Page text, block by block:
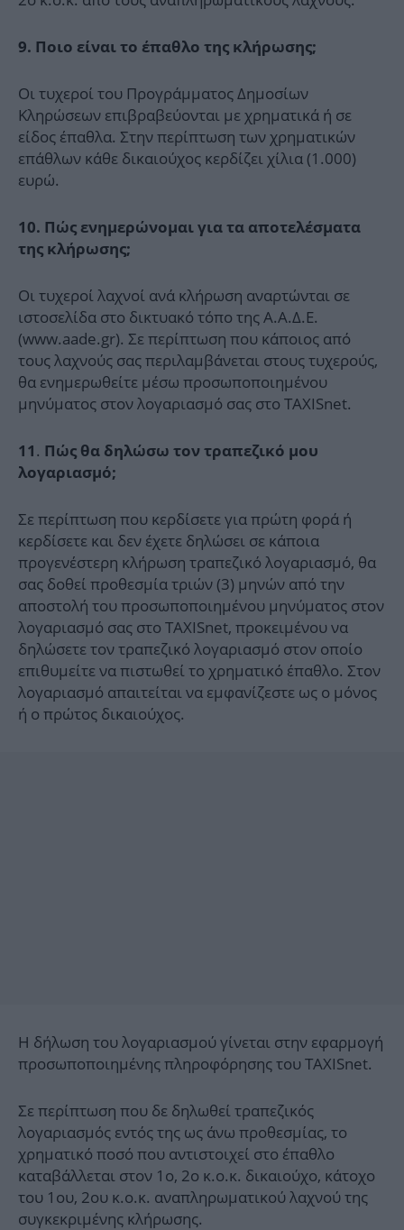
9. Ποιο είναι το έπαθλο της κλήρωσης;
Οι τυχεροί του Προγράμματος Δημοσίων
Κληρώσεων επιβραβεύονται με χρηματικά ή σε
είδος έπαθλα. Στην περίπτωση των χρηματικών
επάθλων κάθε δικαιούχος κερδίζει χίλια (1.000)
ευρώ.
10. Πώς ενημερώνομαι για τα αποτελέσματα
της κλήρωσης;
Οι τυχεροί λαχνοί ανά κλήρωση αναρτώνται σε
ιστοσελίδα στο δικτυακό τόπο της Α.Α.Δ.Ε.
(www.aade.gr). Σε περίπτωση που κάποιος από
τους λαχνούς σας περιλαμβάνεται στους τυχερούς,
θα ενημερωθείτε μέσω προσωποποιημένου
μηνύματος στον λογαριασμό σας στο TAXISnet.
11 . Πώς θα δηλώσω τον τραπεζικό μου
λογαριασμό;
Σε περίπτωση που κερδίσετε για πρώτη φορά ή
κερδίσετε και δεν έχετε δηλώσει σε κάποια
προγενέστερη κλήρωση τραπεζικό λογαριασμό, θα
σας δοθεί προθεσμία τριών (3) μηνών από την
αποστολή του προσωποποιημένου μηνύματος στον
λογαριασμό σας στο TAXISnet, προκειμένου να
δηλώσετε τον τραπεζικό λογαριασμό στον οποίο
επιθυμείτε να πιστωθεί το χρηματικό έπαθλο. Στον
λογαριασμό απαιτείται να εμφανίζεστε ως ο μόνος
ή ο πρώτος δικαιούχος.
Η δήλωση του λογαριασμού γίνεται στην εφαρμογή
προσωποποιημένης πληροφόρησης του TAXISnet.
Σε περίπτωση που δε δηλωθεί τραπεζικός
λογαριασμός εντός της ως άνω προθεσμίας, το
χρηματικό ποσό που αντιστοιχεί στο έπαθλο
καταβάλλεται στον 1ο, 2ο κ.ο.κ. δικαιούχο, κάτοχο
του 1ου, 2ου κ.ο.κ. αναπληρωματικού λαχνού της
συγκεκριμένης κλήρωσης.